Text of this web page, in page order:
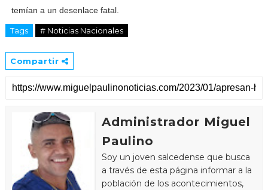
temían a un desenlace fatal.
Tags # Noticias Nacionales
Compartir
Administrador Miguel
Paulino
Soy un joven salcedense que busca
a través de esta página informar a la
población de los acontecimientos,